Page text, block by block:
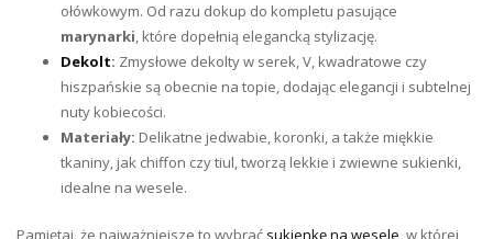
ołówkowym. Od razu dokup do kompletu pasujące
marynarki, które dopełnią elegancką stylizację.
Dekolt: Zmysłowe dekolty w serek, V, kwadratowe czy
hiszpańskie są obecnie na topie, dodając elegancji i subtelnej
nuty kobiecości.
Materiały: Delikatne jedwabie, koronki, a także miękkie
tkaniny, jak chiffon czy tiul, tworzą lekkie i zwiewne sukienki,
idealne na wesele.
Pamiętaj, że najważniejsze to wybrać sukienkę na wesele , w której